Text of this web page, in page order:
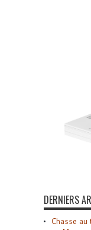
DERNIERS
Chasse